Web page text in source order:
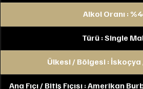
Alkol Oranı :
Türü : Single
Ülkesi / Bölgesi :
Ana Fıçı / Bitiş Fıçısı : Amerikan